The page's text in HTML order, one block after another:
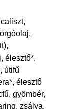
élesztő*,
útifű
élesztő
gyömbér,
zsálya,